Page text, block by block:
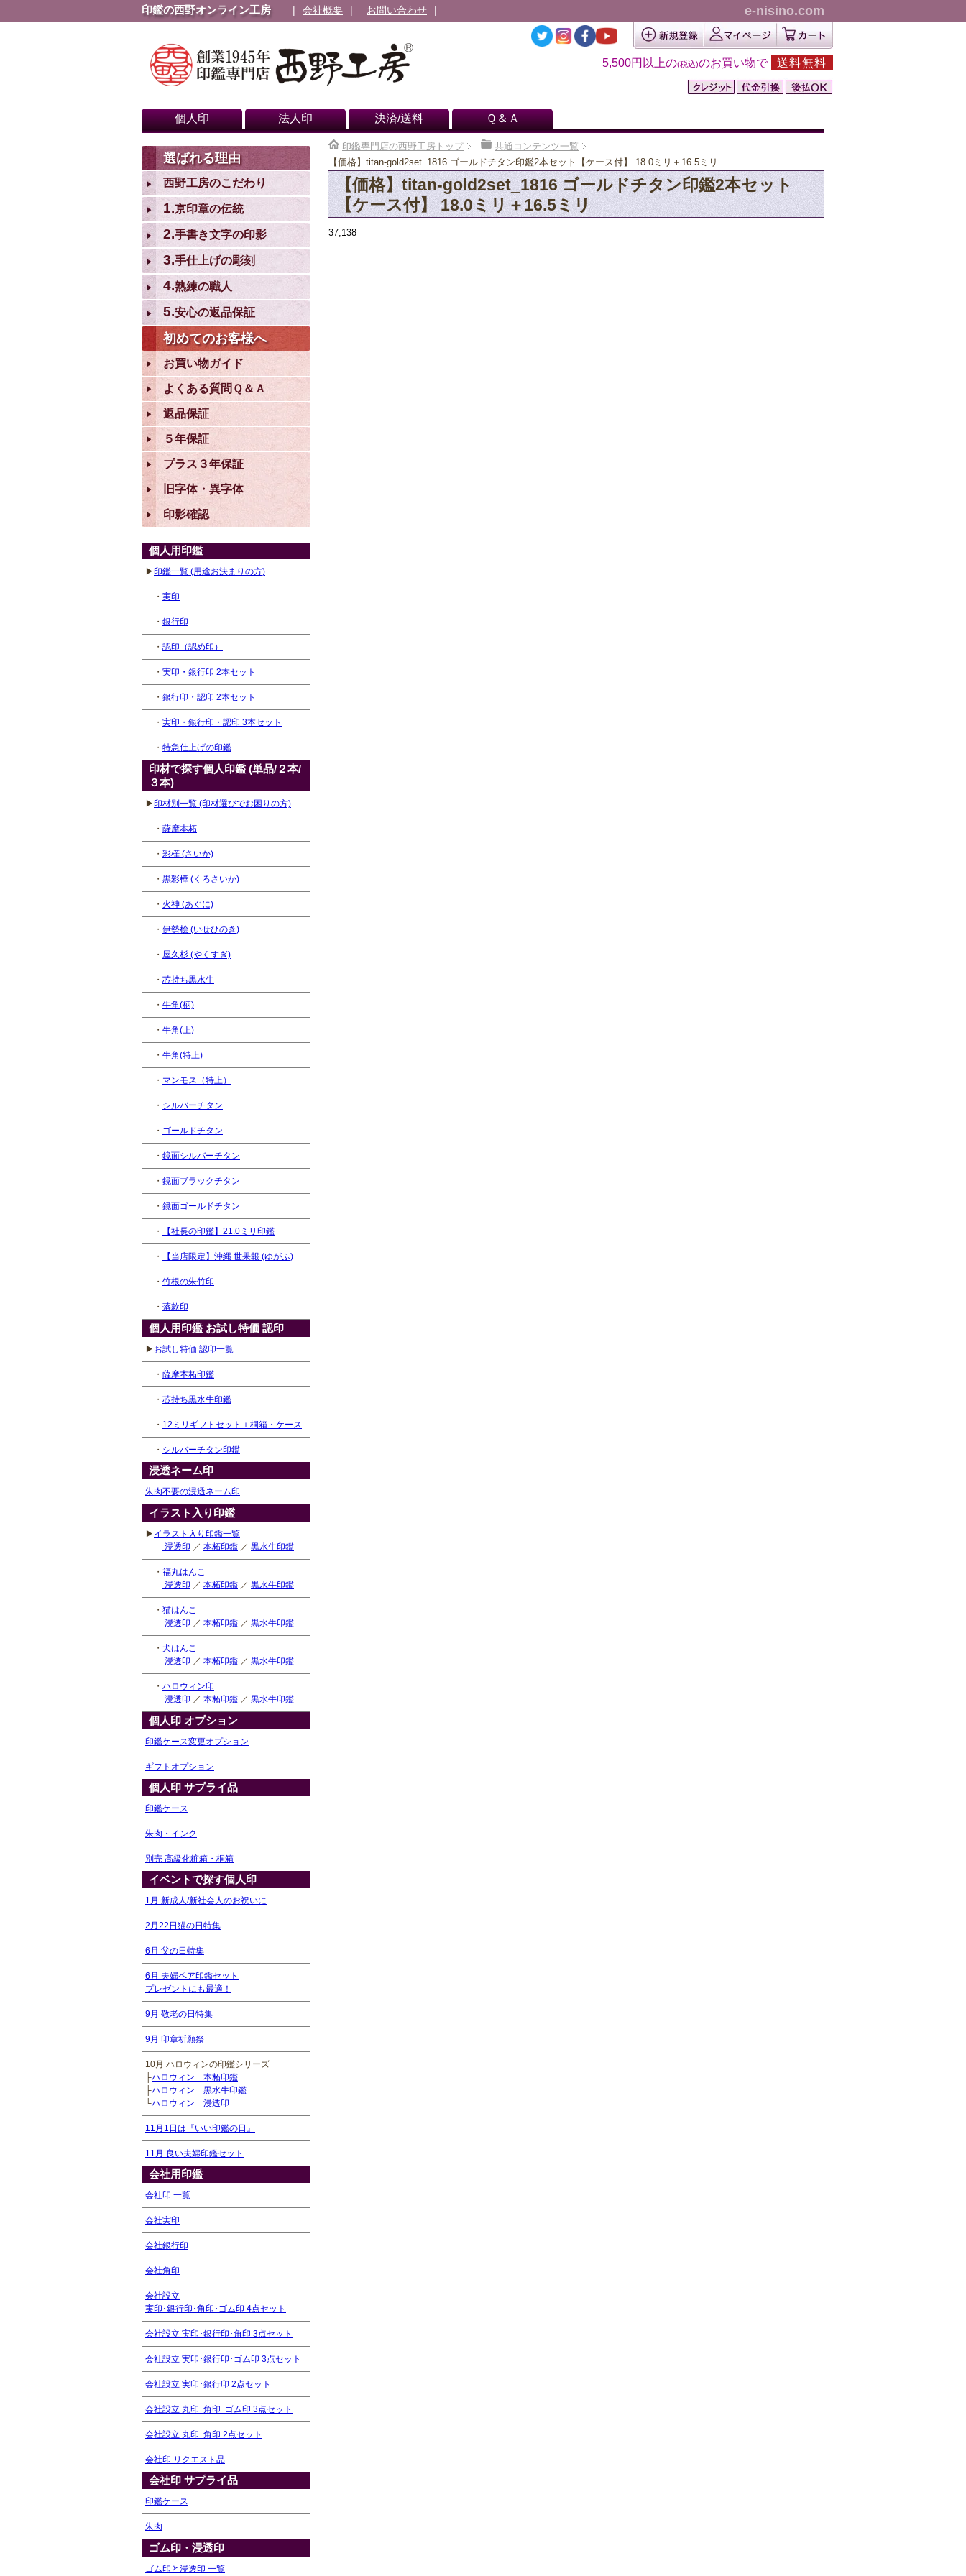
印鑑の西野オンライン工房 会社概要 お問い合わせ e-nisino.com
5,500円以上の(税込)のお買い物で 送料無料
個人印 法人印 決済/送料 Ｑ＆Ａ
選ばれる理由
西野工房のこだわり
1.京印章の伝統
2.手書き文字の印影
3.手仕上げの彫刻
4.熟練の職人
5.安心の返品保証
初めてのお客様へ
お買い物ガイド
よくある質問Ｑ＆Ａ
返品保証
５年保証
プラス３年保証
旧字体・異字体
印影確認
個人用印鑑
▶印鑑一覧 (用途お決まりの方)
・ 実印
・ 銀行印
・ 認印（認め印）
・ 実印・銀行印 2本セット
・ 銀行印・認印 2本セット
・ 実印・銀行印・認印 3本セット
・ 特急仕上げの印鑑
印材で探す個人印鑑 (単品/２本/
３本)
▶印材別一覧 (印材選びでお困りの方)
・ 薩摩本柘
・ 彩樺 (さいか)
・ 黒彩樺 (くろさいか)
・ 火神 (あぐに)
・ 伊勢桧 (いせひのき)
・ 屋久杉 (やくすぎ)
・ 芯持ち黒水牛
・ 牛角(柄)
・ 牛角(上)
・ 牛角(特上)
・ マンモス（特上）
・ シルバーチタン
・ ゴールドチタン
・ 鏡面シルバーチタン
・ 鏡面ブラックチタン
・ 鏡面ゴールドチタン
・ 【社長の印鑑】21.0ミリ印鑑
・ 【当店限定】沖縄 世果報 (ゆがふ)
・ 竹根の朱竹印
・ 落款印
個人用印鑑 お試し特価 認印
▶ お試し特価 認印一覧
・ 薩摩本柘印鑑
・ 芯持ち黒水牛印鑑
・ 12ミリギフトセット＋桐箱・ケース
・ シルバーチタン印鑑
浸透ネーム印
朱肉不要の浸透ネーム印
イラスト入り印鑑
▶ イラスト入り印鑑一覧
浸透印 ／ 本柘印鑑 ／ 黒水牛印鑑
・ 福丸はんこ
浸透印 ／ 本柘印鑑 ／ 黒水牛印鑑
・ 猫はんこ
浸透印 ／ 本柘印鑑 ／ 黒水牛印鑑
・ 犬はんこ
浸透印 ／ 本柘印鑑 ／ 黒水牛印鑑
・ ハロウィン印
浸透印 ／ 本柘印鑑 ／ 黒水牛印鑑
個人印 オプション
印鑑ケース変更オプション
ギフトオプション
個人印 サプライ品
印鑑ケース
朱肉・インク
別売 高級化粧箱・桐箱
イベントで探す個人印
1月 新成人/新社会人のお祝いに
2月22日猫の日特集
6月 父の日特集
6月 夫婦ペア印鑑セット
プレゼントにも最適！
9月 敬老の日特集
9月 印章祈願祭
10月 ハロウィンの印鑑シリーズ
├ハロウィン 本柘印鑑
├ハロウィン 黒水牛印鑑
└ハロウィン 浸透印
11月1日は『いい印鑑の日』
11月 良い夫婦印鑑セット
会社用印鑑
会社印 一覧
会社実印
会社銀行印
会社角印
会社設立
実印･銀行印･角印･ゴム印 4点セット
会社設立 実印･銀行印･角印 3点セット
会社設立 実印･銀行印･ゴム印 3点セット
会社設立 実印･銀行印 2点セット
会社設立 丸印･角印･ゴム印 3点セット
会社設立 丸印･角印 2点セット
会社印 リクエスト品
会社印 サプライ品
印鑑ケース
朱肉
ゴム印・浸透印
ゴム印と浸透印 一覧
印鑑専門店の西野工房トップ
共通コンテンツ一覧
【価格】titan-gold2set_1816 ゴールドチタン印鑑2本セット【ケース付】 18.0ミリ＋16.5ミリ
【価格】titan-gold2set_1816 ゴールドチタン印鑑2本セット
【ケース付】 18.0ミリ＋16.5ミリ
37,138